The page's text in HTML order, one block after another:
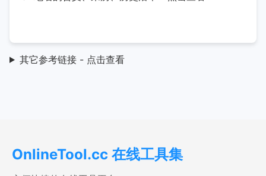
其它参考链接 - 点击查看
OnlineTool.cc 在线工具集